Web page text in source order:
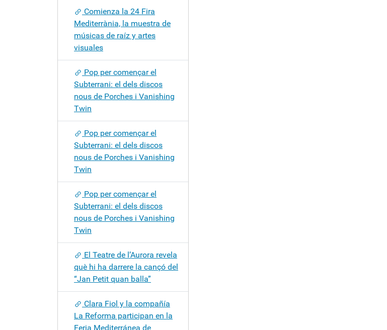
Comienza la 24 Fira
Mediterrània, la muestra de
músicas de raíz y artes
visuales
Pop per començar el
Subterrani: el dels discos
nous de Porches i Vanishing
Twin
Pop per començar el
Subterrani: el dels discos
nous de Porches i Vanishing
Twin
Pop per començar el
Subterrani: el dels discos
nous de Porches i Vanishing
Twin
El Teatre de l’Aurora revela
què hi ha darrere la cançó del
“Jan Petit quan balla”
Clara Fiol y la compañía
La Reforma participan en la
Feria Mediterránea de